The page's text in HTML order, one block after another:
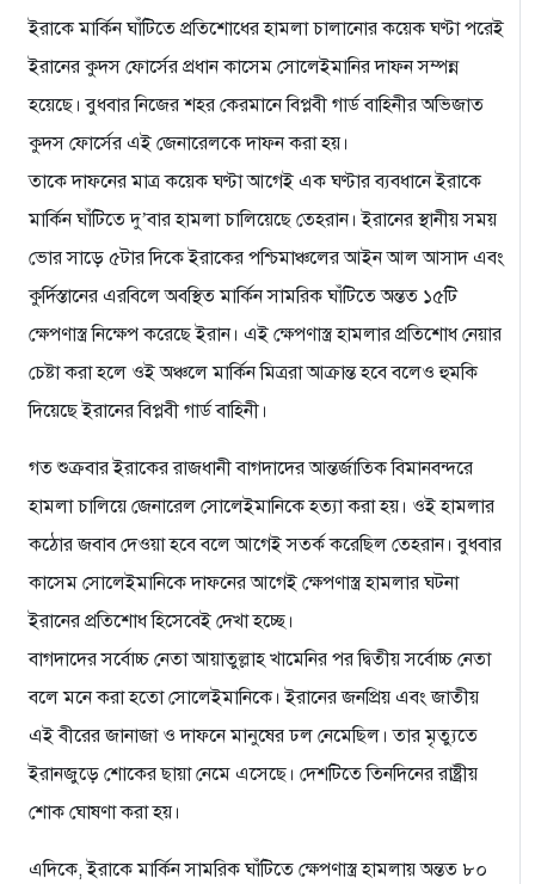
ইরাকে মার্কিন ঘাঁটিতে প্রতিশোধের হামলা চালানোর কয়েক ঘণ্টা পরেই
ইরানের কুদস ফোর্সের প্রধান কাসেম সোলেইমানির দাফন সম্পন্ন
হয়েছে। বুধবার নিজের শহর কেরমানে বিপ্লবী গার্ড বাহিনীর অভিজাত
কুদস ফোর্সের এই জেনারেলকে দাফন করা হয়।
তাকে দাফনের মাত্র কয়েক ঘণ্টা আগেই এক ঘণ্টার ব্যবধানে ইরাকে
মার্কিন ঘাঁটিতে দু’বার হামলা চালিয়েছে তেহরান। ইরানের স্থানীয় সময়
ভোর সাড়ে ৫টার দিকে ইরাকের পশ্চিমাঞ্চলের আইন আল আসাদ এবং
কুর্দিস্তানের এরবিলে অবস্থিত মার্কিন সামরিক ঘাঁটিতে অন্তত ১৫টি
ক্ষেপণাস্ত্র নিক্ষেপ করেছে ইরান। এই ক্ষেপণাস্ত্র হামলার প্রতিশোধ নেয়ার
চেষ্টা করা হলে ওই অঞ্চলে মার্কিন মিত্ররা আক্রান্ত হবে বলেও হুমকি
দিয়েছে ইরানের বিপ্লবী গার্ড বাহিনী।
গত শুক্রবার ইরাকের রাজধানী বাগদাদের আন্তর্জাতিক বিমানবন্দরে
হামলা চালিয়ে জেনারেল সোলেইমানিকে হত্যা করা হয়। ওই হামলার
কঠোর জবাব দেওয়া হবে বলে আগেই সতর্ক করেছিল তেহরান। বুধবার
কাসেম সোলেইমানিকে দাফনের আগেই ক্ষেপণাস্ত্র হামলার ঘটনা
ইরানের প্রতিশোধ হিসেবেই দেখা হচ্ছে।
বাগদাদের সর্বোচ্চ নেতা আয়াতুল্লাহ খামেনির পর দ্বিতীয় সর্বোচ্চ নেতা
বলে মনে করা হতো সোলেইমানিকে। ইরানের জনপ্রিয় এবং জাতীয়
এই বীরের জানাজা ও দাফনে মানুষের ঢল নেমেছিল। তার মৃত্যুতে
ইরানজুড়ে শোকের ছায়া নেমে এসেছে। দেশটিতে তিনদিনের রাষ্ট্রীয়
শোক ঘোষণা করা হয়।
এদিকে, ইরাকে মার্কিন সামরিক ঘাঁটিতে ক্ষেপণাস্ত্র হামলায় অন্তত ৮০